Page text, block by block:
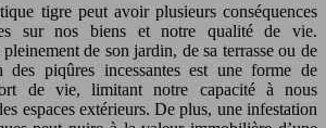
tigre peut avoir plusieurs conséquences
sur nos biens et notre qualité de vie.
de son jardin, de sa terrasse ou de
des piqûres incessantes est une forme de
de vie, limitant notre capacité à nous
espaces extérieurs. De plus, une infestation